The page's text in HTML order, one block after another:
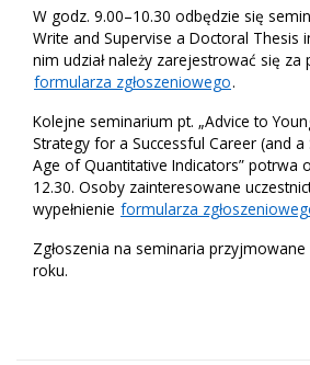
W godz. 9.00–10.30 odbędzie się
Write and Supervise a Doctoral Thesis
nim udział należy zarejestrować się za
formularza zgłoszeniowego.
Kolejne seminarium pt. „Advice to
Strategy for a Successful Career (and
Age of Quantitative Indicators” potrwa
12.30. Osoby zainteresowane
wypełnienie formularza
Zgłoszenia na seminaria
roku.